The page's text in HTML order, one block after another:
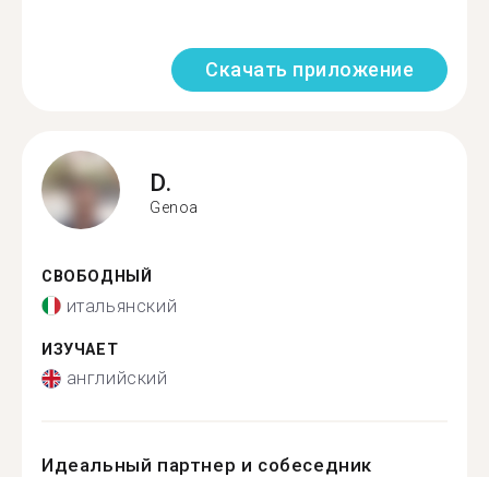
Скачать приложение
D.
Genoa
СВОБОДНЫЙ
итальянский
ИЗУЧАЕТ
английский
Идеальный партнер и собеседник